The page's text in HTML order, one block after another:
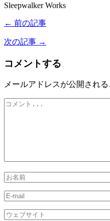
Sleepwalker Works
← 前の記事
次の記事 →
コメントする
メールアドレスが公開される